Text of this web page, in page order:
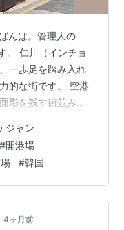
んは。管理人の
。 仁川（インチョ
一歩足を踏み入れ
的な街です。 空港
影を残す街並み
実の散策記をお届
ジャン (삼대인천
食べ歩き 時が止
を歩く 異国情緒あ
とめ 創業60余年
ジャン
#開港場
#韓国
4ヶ月前